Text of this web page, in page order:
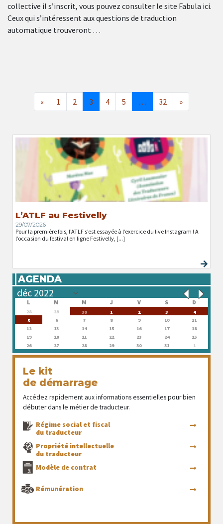
collective il s’inscrit, vous pouvez consulter le site Fabula ici.
Ceux qui s’intéressent aux questions de traduction
automatique trouveront …
« 1 2 3 4 5 … 32 »
L’ATLF au Festivelly
29/07/2026
Pour la première fois, l’ATLF s’est essayée à l’exercice du live Instagram ! A
l’occasion du festival en ligne Festivelly, [...]
AGENDA
L M M J V S D
28 29 30 1 2 3
4
5
6 7 8 9 10
11
12
13 14 15 16 17
18
19
20 21 22 23 24
25
26
27 28 29 30 31 1
Le kit
de démarrage
Accédez rapidement aux informations essentielles pour bien
débuter dans le métier de traducteur.
Régime social et fiscal
du traducteur
Propriété intellectuelle
du traducteur
Modèle de contrat
Rémunération